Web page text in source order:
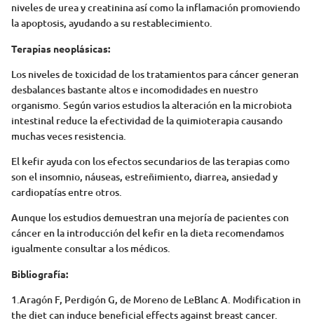
niveles de urea y creatinina así como la inflamación promoviendo
la apoptosis, ayudando a su restablecimiento.
Terapias neoplásicas:
Los niveles de toxicidad de los tratamientos para cáncer generan
desbalances bastante altos e incomodidades en nuestro
organismo. Según varios estudios la alteración en la microbiota
intestinal reduce la efectividad de la quimioterapia causando
muchas veces resistencia.
El kefir ayuda con los efectos secundarios de las terapias como
son el insomnio, náuseas, estreñimiento, diarrea, ansiedad y
cardiopatías entre otros.
Aunque los estudios demuestran una mejoría de pacientes con
cáncer en la introducción del kefir en la dieta recomendamos
igualmente consultar a los médicos.
Bibliografía:
1.Aragón F, Perdigón G, de Moreno de LeBlanc A. Modification in
the diet can induce beneficial effects against breast cancer.